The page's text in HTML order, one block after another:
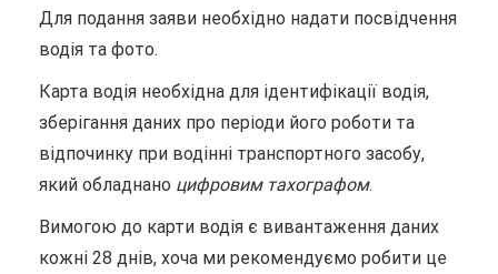
Для подання заяви необхідно надати посвідчення
водія та фото.
Карта водія необхідна для ідентифікації водія,
зберігання даних про періоди його роботи та
відпочинку при водінні транспортного засобу,
який обладнано цифровим тахографом.
Вимогою до карти водія є вивантаження даних
кожні 28 днів, хоча ми рекомендуємо робити це